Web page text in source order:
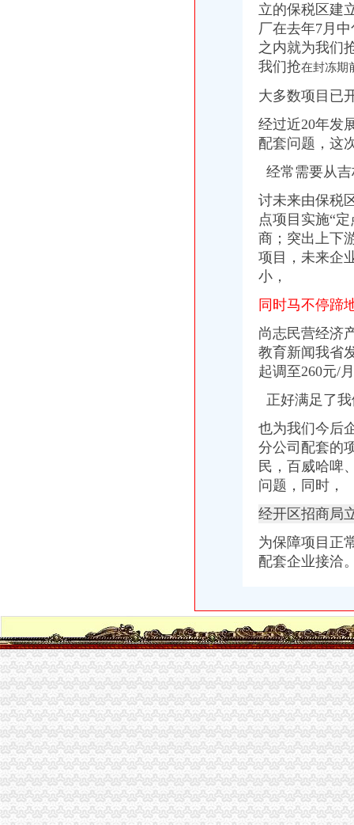
长沙经开区引进10余招商项目年产值可增600亿_湖南频道_红网
【专业代办郑州经开区增资验资出具验资报告财务审计报告】-郑州经
临空港经开区一日签约十个产业项目?“力动力”成为其共同点_
【专业代办郑州经开区增资验资出具验资报告财务审计报告】-郑州经
嘉兴新公司注册,增资变更,会计税务,开公司找房子-嘉兴58同城
张家口经开区：楼宇经济助推经济转型升级-张垣楼市-【张家口资讯网
【58同城】经开区验资_经开区代理验资公司_经开区增资验资
成都经开区汽车零部件企业增资扩产_成都汽车网_新浪汽车_新浪网
经开区社保局顺利完成4334人企业退休人员养老金增资补发金额528万
经开区铜基新材料产业发展基金新增资5亿元-经济技术开发区-铜陵市人
经开区翠微路周边安诚胡会计注册新公司增资验资变更-爱喇叭网
江宁经开去老牌汽配企业加速增资_新能源资讯_中国新能源网
宿迁经济开区1-11月外商投资企业增资扩股踊跃-直通县区-西楚网-宿
1合肥经开区桃花工业园附近公司注册股权转让增资验资找李会计经验
韩路路会计在经开区天门湖新界周边快速注册公司代账增资验资报告-
武进教育信息网__关于下达经开区学校教师增资补发经费的通知
铜陵经开区铜基新材料产业发展基金新增资5亿元|铜基|经开区|新材料_
看赣州经开区如何推动企业发展升级-赣州江钨,赣州经开区-赣州频道
经开区注册公司工商年检备案增资验资找姚宁宁会计-合肥58同城
昌乐经开区发展提质效-经济导报数字报
世界500企业入驻西安经开区5项目投资超14亿_云南网
岳经开区重招商引资中介人高可300万元_园区频道_红网
东平经开区组合拳化解“用工难”-经济导报数字报
沈正勤会计在经开区天门湖周边快速注册公司代账增资验-爱喇叭网
铜陵经开区铜基新材料产业发展基金新增资5亿元_财经_新民网
【为经开区明珠广场附近增资验资注册注销转让变更公司】-合肥开发
“暖巢”的效应看龙南经开区加大安商服务工作力度-龙南,经开区-赣
经开区西洽会79个项目签约总投资达352.3亿元-新闻频道-西部网（
经开区汤桃路口附近注册公司的增资验资的代账选小江_志趣网
成都经开区掀起工业投资增资热潮_新闻中心_新浪网
中新网湖北湖北新闻网武汉临空港经开区14个项目集体开工总投资56
铜陵经开区铜基新材料产业发展基金新增资5亿元铜资讯-有金属新闻-
立的保税区
厂在去年7月
之内就为我们
我们抢在封冻期
大多数项目已
经过近20年发
配套问题，这
经常需要从
讨未来由保
点项目实施“
商；突出上下
项目，未来企
小，
同时马不停蹄
尚志民营经济
教育新闻我省
起调至260元/
正好满足了
也为我们今后
分公司配套的
民， 百威哈啤
问题，同时，
经开区招商局
为保障项目正
配套企业接洽